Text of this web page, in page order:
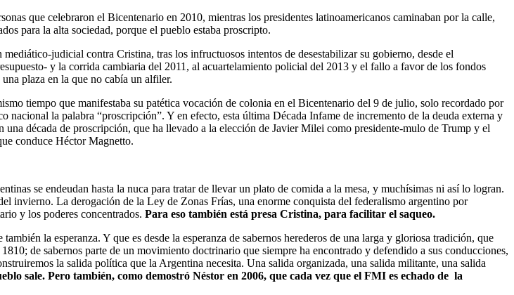
que celebraron el Bicentenario en 2010, mientras los presidentes latinoamericanos caminaban por la calle,
para la alta sociedad, porque el pueblo estaba proscripto.
judicial contra Cristina, tras los infructuosos intentos de desestabilizar su gobierno, desde el
y la corrida cambiaria del 2011, al acuartelamiento policial del 2013 y el fallo a favor de los fondos
plaza en la que no cabía un alfiler.
tiempo que manifestaba su patética vocación de colonia en el Bicentenario del 9 de julio, solo recordado por
la palabra “proscripción”. Y en efecto, esta última Década Infame de incremento de la deuda externa y
década de proscripción, que ha llevado a la elección de Javier Milei como presidente-mulo de Trump y el
conduce Héctor Magnetto.
se endeudan hasta la nuca para tratar de llevar un plato de comida a la mesa, y muchísimas ni así lo logran.
invierno. La derogación de la Ley de Zonas Frías, una enorme conquista del federalismo argentino por
y los poderes concentrados. Para eso también está presa Cristina, para facilitar el saqueo.
la esperanza. Y que es desde la esperanza de sabernos herederos de una larga y gloriosa tradición, que
de sabernos parte de un movimiento doctrinario que siempre ha encontrado y defendido a sus conducciones,
la salida política que la Argentina necesita. Una salida organizada, una salida militante, una salida
sale. Pero también, como demostró Néstor en 2006, que cada vez que el FMI es echado de la